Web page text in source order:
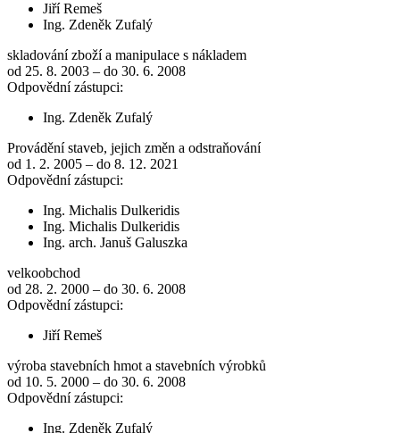
Jiří Remeš
Ing. Zdeněk Zufalý
skladování zboží a manipulace s nákladem
od 25. 8. 2003 – do 30. 6. 2008
Odpovědní zástupci:
Ing. Zdeněk Zufalý
Provádění staveb, jejich změn a odstraňování
od 1. 2. 2005 – do 8. 12. 2021
Odpovědní zástupci:
Ing. Michalis Dulkeridis
Ing. Michalis Dulkeridis
Ing. arch. Januš Galuszka
velkoobchod
od 28. 2. 2000 – do 30. 6. 2008
Odpovědní zástupci:
Jiří Remeš
výroba stavebních hmot a stavebních výrobků
od 10. 5. 2000 – do 30. 6. 2008
Odpovědní zástupci:
Ing. Zdeněk Zufalý